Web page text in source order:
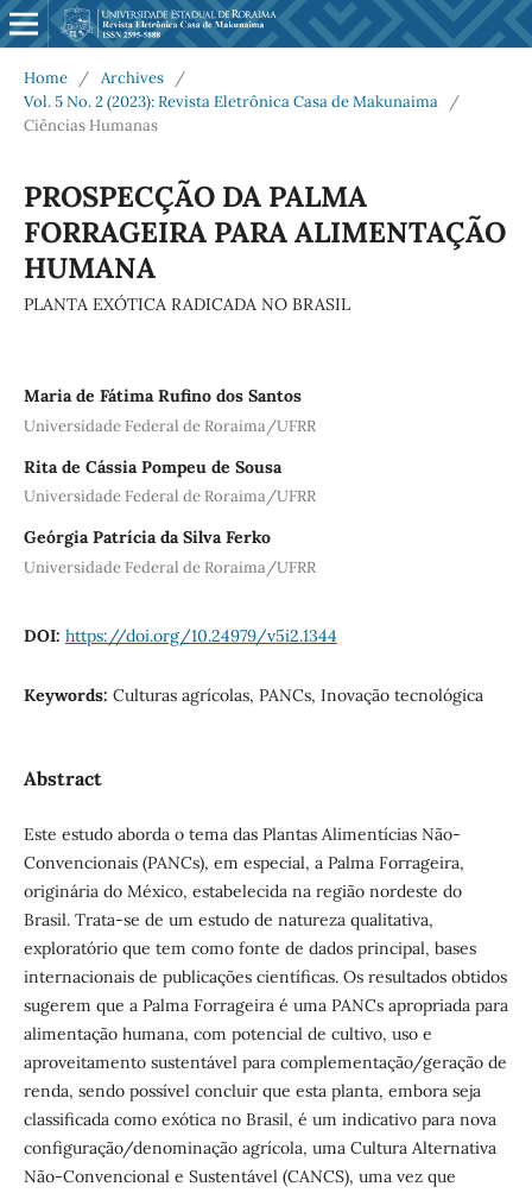
Home / Archives
/
Vol. 5 No. 2 (2023): Revista Eletrônica Casa de Makunaima
/
Ciências Humanas
PROSPECÇÃO DA PALMA
FORRAGEIRA PARA ALIMENTAÇÃO
HUMANA
PLANTA EXÓTICA RADICADA NO BRASIL
Maria de Fátima Rufino dos Santos
Universidade Federal de Roraima/UFRR
Rita de Cássia Pompeu de Sousa
Universidade Federal de Roraima/UFRR
Geórgia Patrícia da Silva Ferko
Universidade Federal de Roraima/UFRR
DOI: https://doi.org/10.24979/v5i2.1344
Keywords: Culturas agrícolas, PANCs, Inovação tecnológica
Abstract
Este estudo aborda o tema das Plantas Alimentícias Não-
Convencionais (PANCs), em especial, a Palma Forrageira,
originária do México, estabelecida na região nordeste do
Brasil. Trata-se de um estudo de natureza qualitativa,
exploratório que tem como fonte de dados principal, bases
internacionais de publicações científicas. Os resultados obtidos
sugerem que a Palma Forrageira é uma PANCs apropriada para
alimentação humana, com potencial de cultivo, uso e
aproveitamento sustentável para complementação/geração de
renda, sendo possível concluir que esta planta, embora seja
classificada como exótica no Brasil, é um indicativo para nova
configuração/denominação agrícola, uma Cultura Alternativa
Não-Convencional e Sustentável (CANCS), uma vez que